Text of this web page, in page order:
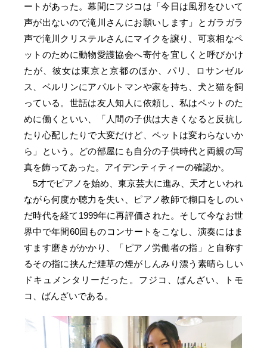
ートがあった。幕間にフジコは「今日は風邪をひいて
声が出ないので滝川さんにお願いします」とガラガラ
声で滝川クリステルさんにマイクを譲り、可哀相なペ
ットのために動物愛護協会へ寄付を宜しくと呼びかけ
たが、彼女は東京と京都のほか、パリ、ロサンゼル
ス、ベルリンにアパルトマンや家を持ち、犬と猫を飼
っている。世話は友人知人に依頼し、私はペットのた
めに働くといい、「人間の子供は大きくなると反抗し
たり心配したりで大変だけど、ペットは変わらないか
ら」という。どの部屋にも自分の子供時代と両親の写
真を飾ってあった。アイデンティティーの確認か。
5才でピアノを始め、東京芸大に進み、天才といわれ
ながら何度か聴力を失い、ピアノ教師で糊口をしのい
だ時代を経て1999年に再評価された。そして今なお世
界中で年間60回ものコンサートをこなし、演奏にはま
すます磨きがかかり、「ピアノ労働者の指」と自称す
るその指に挟んだ煙草の煙がしんみり漂う素晴らしい
ドキュメンタリーだった。フジコ、ばんざい、トモ
コ、ばんざいである。